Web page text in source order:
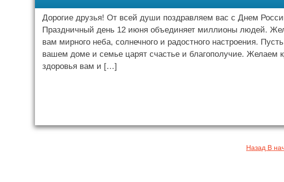
Дорогие друзья! От всей души поздравляем вас с Днем
Праздничный день 12 июня объединяет миллионы людей.
вам мирного неба, солнечного и радостного настроения.
вашем доме и семье царят счастье и благополучие. Желаем
здоровья вам и […]
Назад В